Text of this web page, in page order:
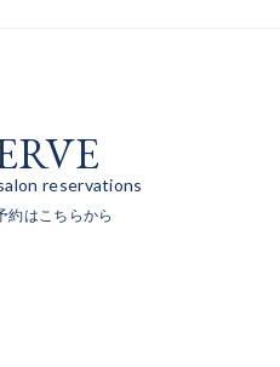
reservations
約はこちらから